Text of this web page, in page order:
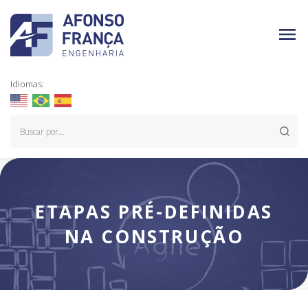
Idiomas:
ETAPAS PRÉ-DEFINIDAS
NA CONSTRUÇÃO